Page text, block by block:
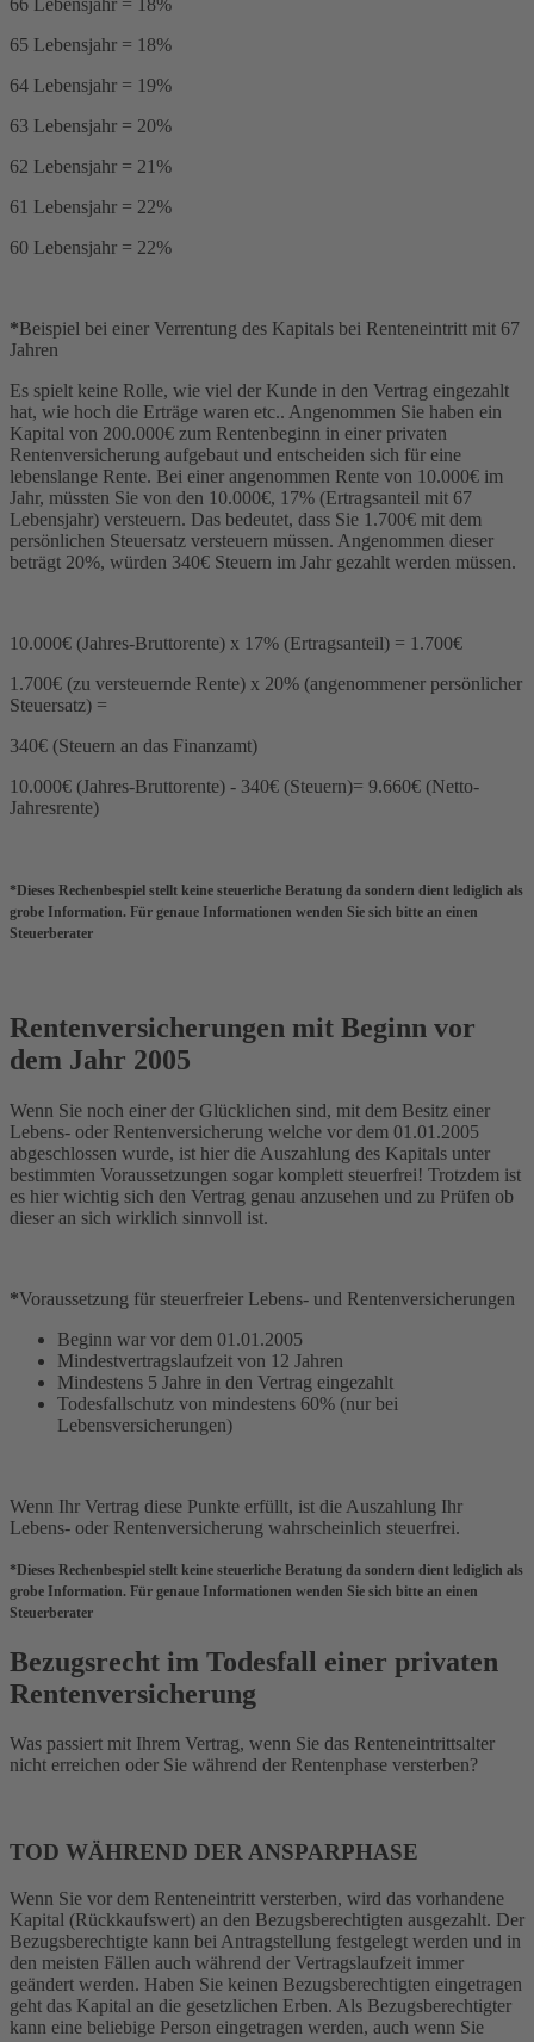
65 Lebensjahr = 18%
64 Lebensjahr = 19%
63 Lebensjahr = 20%
62 Lebensjahr = 21%
61 Lebensjahr = 22%
60 Lebensjahr = 22%
*Beispiel bei einer Verrentung des Kapitals bei Renteneintritt mit 67
Jahren
Es spielt keine Rolle, wie viel der Kunde in den Vertrag eingezahlt
hat, wie hoch die Erträge waren etc.. Angenommen Sie haben ein
Kapital von 200.000€ zum Rentenbeginn in einer privaten
Rentenversicherung aufgebaut und entscheiden sich für eine
lebenslange Rente. Bei einer angenommen Rente von 10.000€ im
Jahr, müssten Sie von den 10.000€, 17% (Ertragsanteil mit 67
Lebensjahr) versteuern. Das bedeutet, dass Sie 1.700€ mit dem
persönlichen Steuersatz versteuern müssen. Angenommen dieser
beträgt 20%, würden 340€ Steuern im Jahr gezahlt werden müssen.
10.000€ (Jahres-Bruttorente) x 17% (Ertragsanteil) = 1.700€
1.700€ (zu versteuernde Rente) x 20% (angenommener persönlicher
Steuersatz) =
340€ (Steuern an das Finanzamt)
10.000€ (Jahres-Bruttorente) - 340€ (Steuern)= 9.660€ (Netto-
Jahresrente)
*Dieses Rechenbespiel stellt keine steuerliche Beratung da sondern dient lediglich als
grobe Information. Für genaue Informationen wenden Sie sich bitte an einen
Steuerberater
Rentenversicherungen mit Beginn vor
dem Jahr 2005
Wenn Sie noch einer der Glücklichen sind, mit dem Besitz einer
Lebens- oder Rentenversicherung welche vor dem 01.01.2005
abgeschlossen wurde, ist hier die Auszahlung des Kapitals unter
bestimmten Voraussetzungen sogar komplett steuerfrei! Trotzdem ist
es hier wichtig sich den Vertrag genau anzusehen und zu Prüfen ob
dieser an sich wirklich sinnvoll ist.
*Voraussetzung für steuerfreier Lebens- und Rentenversicherungen
Beginn war vor dem 01.01.2005
Mindestvertragslaufzeit von 12 Jahren
Mindestens 5 Jahre in den Vertrag eingezahlt
Todesfallschutz von mindestens 60% (nur bei
Lebensversicherungen)
Wenn Ihr Vertrag diese Punkte erfüllt, ist die Auszahlung Ihr
Lebens- oder Rentenversicherung wahrscheinlich steuerfrei.
*Dieses Rechenbespiel stellt keine steuerliche Beratung da sondern dient lediglich als
grobe Information. Für genaue Informationen wenden Sie sich bitte an einen
Steuerberater
Bezugsrecht im Todesfall einer privaten
Rentenversicherung
Was passiert mit Ihrem Vertrag, wenn Sie das Renteneintrittsalter
nicht erreichen oder Sie während der Rentenphase versterben?
TOD WÄHREND DER ANSPARPHASE
Wenn Sie vor dem Renteneintritt versterben, wird das vorhandene
Kapital (Rückkaufswert) an den Bezugsberechtigten ausgezahlt. Der
Bezugsberechtigte kann bei Antragstellung festgelegt werden und in
den meisten Fällen auch während der Vertragslaufzeit immer
geändert werden. Haben Sie keinen Bezugsberechtigten eingetragen
geht das Kapital an die gesetzlichen Erben. Als Bezugsberechtigter
kann eine beliebige Person eingetragen werden, auch wenn Sie